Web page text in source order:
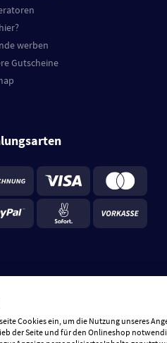
werben
Gutscheine
Cookies ein, um die Nutzung unseres
der Seite und für den Onlineshop